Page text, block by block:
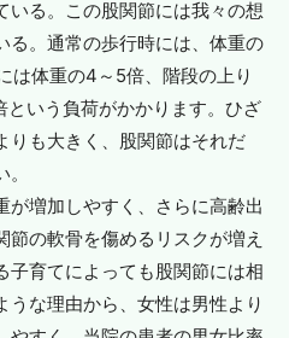
いる。この股関節には我々の想
る。通常の歩行時には、体重の
は体重の4～5倍、階段の上り
いう負荷がかかります。ひざ
りも大きく、股関節はそれだ
が増加しやすく、さらに高齢出
節の軟骨を傷めるリスクが増え
子育てによっても股関節には相
うな理由から、女性は男性より